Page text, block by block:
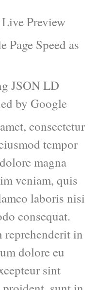
Preview
Page Speed as
JSON LD
by Google
consectetur
tempor
magna
veniam, quis
laboris nisi
consequat.
in
dolore eu
sint